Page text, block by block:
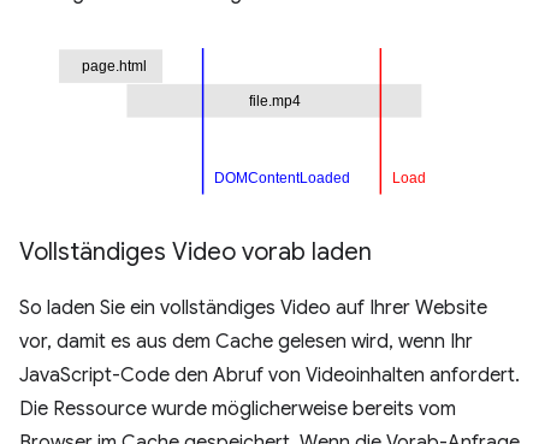
Vollständiges Video vorab laden
So laden Sie ein vollständiges Video auf Ihrer Website
vor, damit es aus dem Cache gelesen wird, wenn Ihr
JavaScript-Code den Abruf von Videoinhalten anfordert.
Die Ressource wurde möglicherweise bereits vom